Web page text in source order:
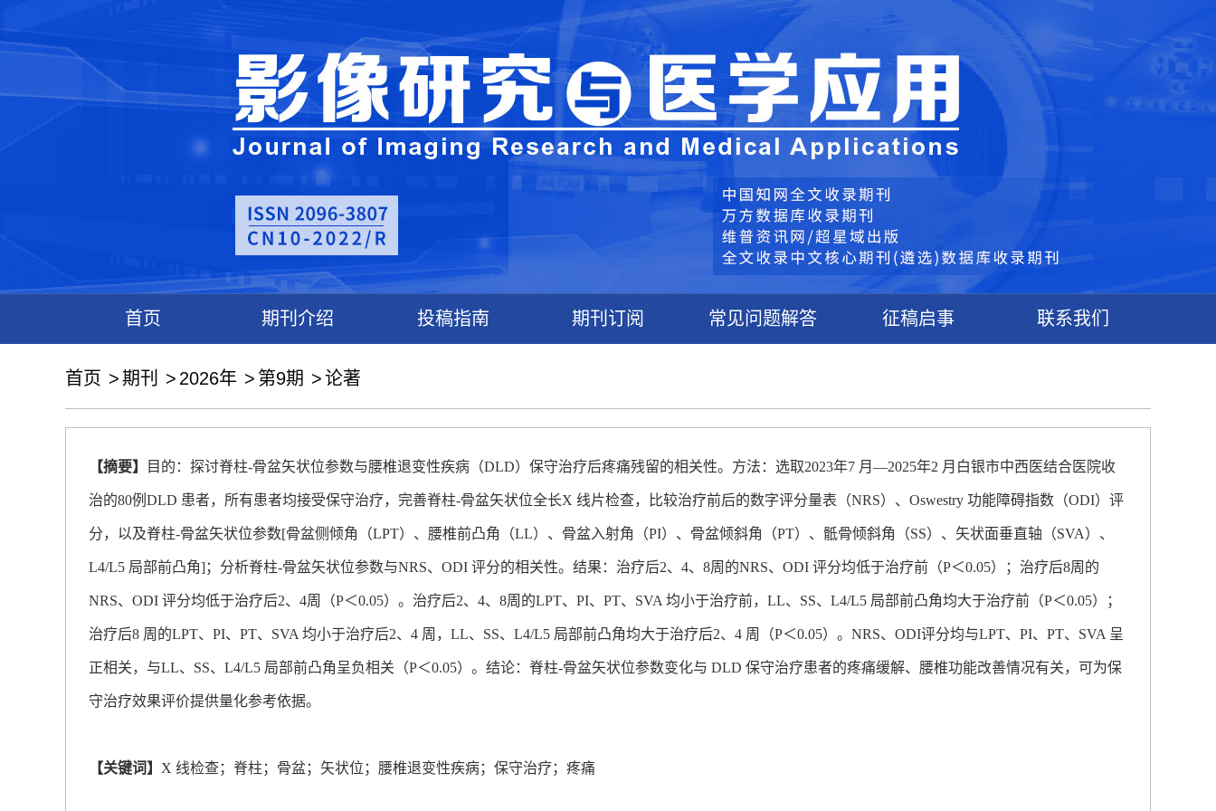
首页 期刊介绍 投稿指南 期刊订阅 常见问题解答 征稿启事 联系我们
首页 期刊 2026年 第9期 论著
【摘要】 目的：探讨脊柱-骨盆矢状位参数与腰椎退变性疾病（DLD）保守治疗后疼痛残留的相关性。方法：选取2023年7 月—2025年2 月白银市中西医结合医院收
治的80例DLD 患者，所有患者均接受保守治疗，完善脊柱-骨盆矢状位全长X 线片检查，比较治疗前后的数字评分量表（NRS）、Oswestry 功能障碍指数（ODI）评
分，以及脊柱-骨盆矢状位参数[骨盆侧倾角（LPT）、腰椎前凸角（LL）、骨盆入射角（PI）、骨盆倾斜角（PT）、骶骨倾斜角（SS）、矢状面垂直轴（SVA）、
L4/L5 局部前凸角]；分析脊柱-骨盆矢状位参数与NRS、ODI 评分的相关性。结果：治疗后2、4、8周的NRS、ODI 评分均低于治疗前（P＜0.05）；治疗后8周的
NRS、ODI 评分均低于治疗后2、4周（P＜0.05）。治疗后2、4、8周的LPT、PI、PT、SVA 均小于治疗前，LL、SS、L4/L5 局部前凸角均大于治疗前（P＜0.05）；
治疗后8 周的LPT、PI、PT、SVA 均小于治疗后2、4 周，LL、SS、L4/L5 局部前凸角均大于治疗后2、4 周（P＜0.05）。NRS、ODI评分均与LPT、PI、PT、SVA 呈
正相关，与LL、SS、L4/L5 局部前凸角呈负相关（P＜0.05）。结论：脊柱-骨盆矢状位参数变化与 DLD 保守治疗患者的疼痛缓解、腰椎功能改善情况有关，可为保
守治疗效果评价提供量化参考依据。
【关键词】 X 线检查；脊柱；骨盆；矢状位；腰椎退变性疾病；保守治疗；疼痛